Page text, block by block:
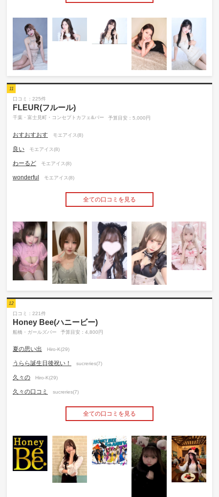
11
口コミ：225件
FLEUR(フルール)
千葉・富士見町・コンセプトカフェ&バー 予算目安：5,000円
おすおすおす モエアイス(8)
良い モエアイス(8)
わーるど モエアイス(8)
wonderful モエアイス(8)
全ての口コミを見る
12
口コミ：221件
Honey Bee(ハニービー)
船橋・ガールズバー 予算目安：4,800円
夏の思い出 Hiro-K(29)
うらら誕生日後祝い！ sucreries(7)
久々の Hiro-K(29)
久々の口コミ sucreries(7)
全ての口コミを見る